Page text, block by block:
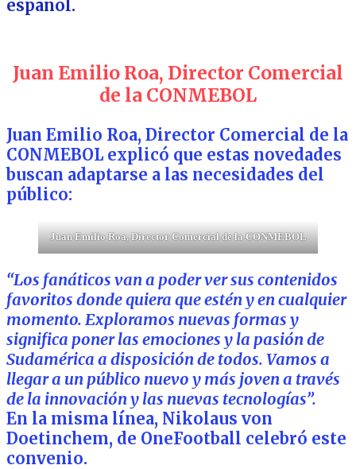
español.
Juan Emilio Roa, Director Comercial
de la CONMEBOL
Juan Emilio Roa, Director Comercial de la
CONMEBOL explicó que estas novedades
buscan adaptarse a las necesidades del
público:
Juan Emilio Roa, Director Comercial de la CONMEBOL
“Los fanáticos van a poder ver sus contenidos
favoritos donde quiera que estén y en cualquier
momento. Exploramos nuevas formas y
significa poner las emociones y la pasión de
Sudamérica a disposición de todos. Vamos a
llegar a un público nuevo y más joven a través
de la innovación y las nuevas tecnologías”.
En la misma línea, Nikolaus von
Doetinchem, de OneFootball celebró este
convenio.